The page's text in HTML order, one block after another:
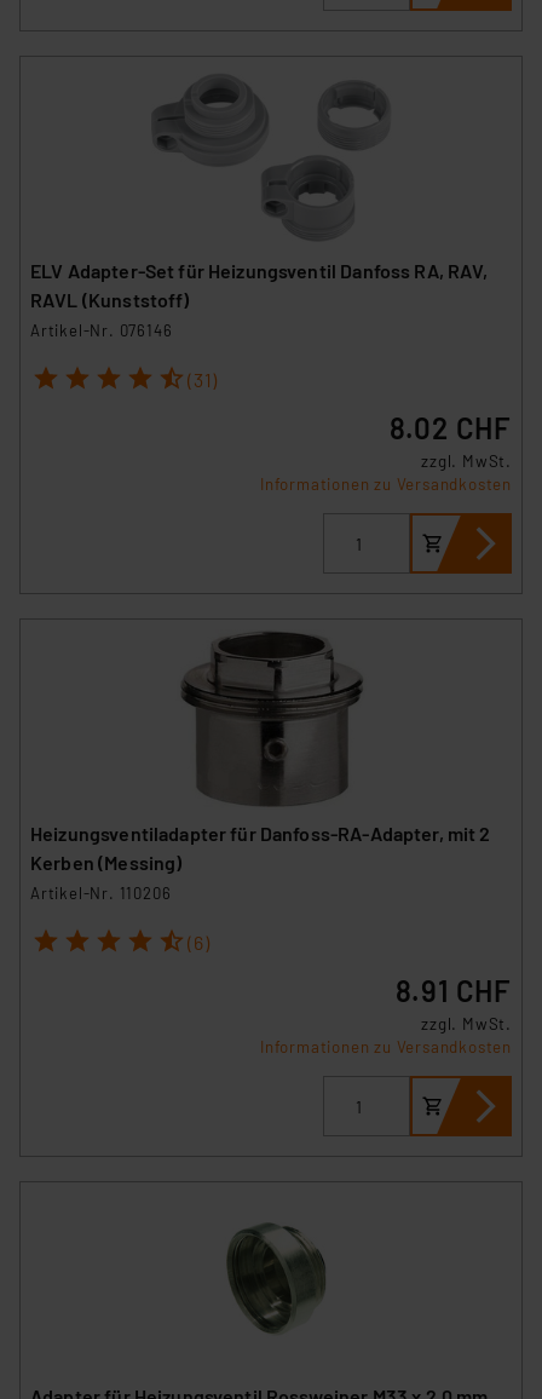
ELV Adapter-Set für Heizungsventil Danfoss RA, RAV,
RAVL (Kunststoff)
Artikel-Nr. 076146
1 2 3 4 5 (31)
8.02 CHF
zzgl. MwSt.
Informationen zu Versandkosten
Heizungsventiladapter für Danfoss-RA-Adapter, mit 2
Kerben (Messing)
Artikel-Nr. 110206
1 2 3 4 5 (6)
8.91 CHF
zzgl. MwSt.
Informationen zu Versandkosten